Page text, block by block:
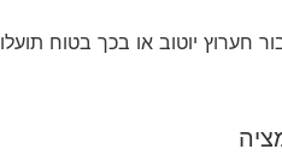
חערוץ יוטוב או בכך בטוח תועלו